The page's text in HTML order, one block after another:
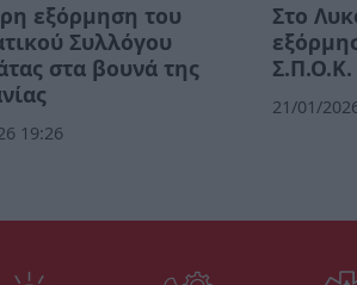
εξόρμηση του
Συλλόγου
στα βουνά της
19:26
Στο
21/01/